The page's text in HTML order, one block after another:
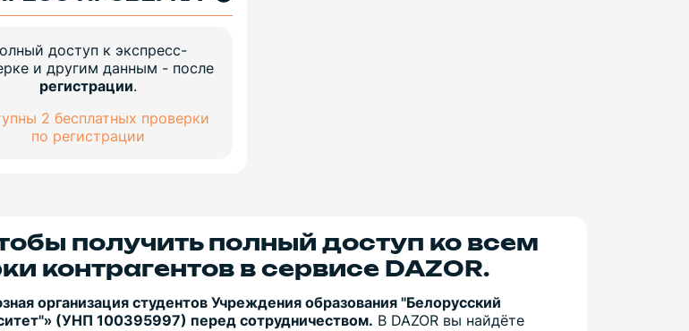
доступ к экспресс-
и другим данным - после
регистрации.
2 бесплатных проверки
по регистрации
получить полный доступ ко всем
контрагентов в сервисе DAZOR.
организация студентов Учреждения образования "Белорусский
(УНП 100395997) перед сотрудничеством. В DAZOR вы найдёте